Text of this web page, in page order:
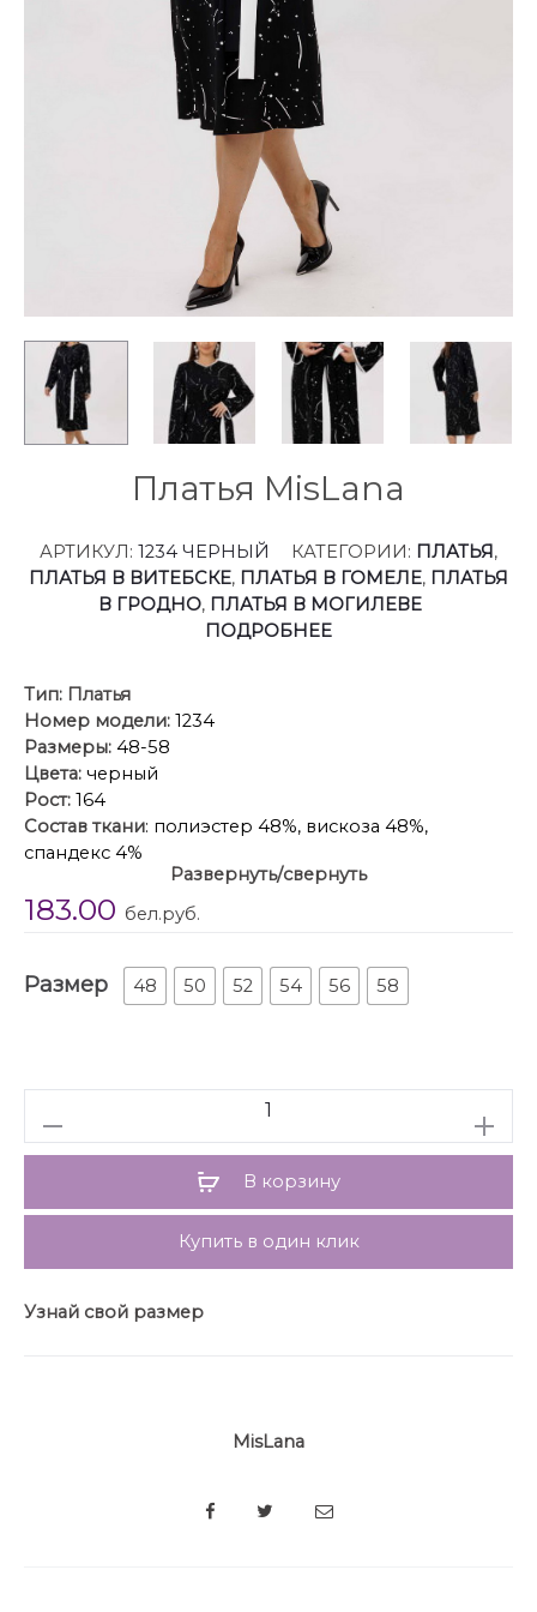
Платья MisLana
АРТИКУЛ: 1234 ЧЕРНЫЙ КАТЕГОРИИ: ПЛАТЬЯ,
ПЛАТЬЯ В ВИТЕБСКЕ, ПЛАТЬЯ В ГОМЕЛЕ, ПЛАТЬЯ
В ГРОДНО, ПЛАТЬЯ В МОГИЛЕВЕ
ПОДРОБНЕЕ
Тип: Платья
Номер модели: 1234
Размеры: 48-58
Цвета: черный
Рост: 164
Состав ткани: полиэстер 48%, вискоза 48%,
спандекс 4%
: Платье свободного силуэта, перед с
нагрудными вытачками. Рукава втачные,
рукава обработаны отделочной тканью. Изделие
завязывается за счет контрастного полупояса.
Развернуть/свернуть
183.00 бел.руб.
Размер 48 50 52 54 56 58
В корзину
Купить в один клик
Узнай свой размер
MisLana
SHARE